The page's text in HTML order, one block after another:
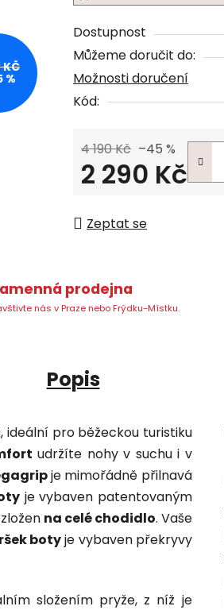
Dostupnost
Můžeme doručit do:
Možnosti doručení
Kód:
4 190 Kč –45 %
2 290 Kč
Zeptat se
KČ
%
prodejna
nás v Praze nebo Frýdku-Místku.
Popis
pro běžeckou turistiku
udržíte nohy v suchu i v
je mimořádně přilnavá
je vybaven patentovaným
na celé chodidlo. Vaše
botyje vybaven překryvy
složením pryže, z níž je